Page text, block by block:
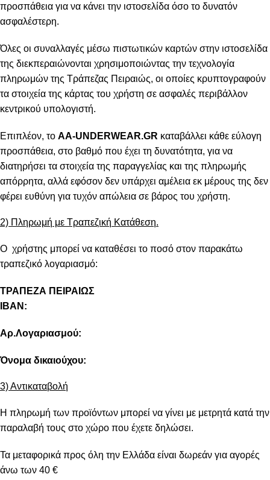
προσπάθεια για να κάνει την ιστοσελίδα όσο το δυνατόν
ασφαλέστερη.
Όλες οι συναλλαγές μέσω πιστωτικών καρτών στην ιστοσελίδα
της διεκπεραιώνονται χρησιμοποιώντας την τεχνολογία
πληρωμών της Τράπεζας Πειραιώς, οι οποίες κρυπτογραφούν
τα στοιχεία της κάρτας του χρήστη σε ασφαλές περιβάλλον
κεντρικού υπολογιστή.
Επιπλέον, το AA-UNDERWEAR.GR καταβάλλει κάθε εύλογη
προσπάθεια, στο βαθμό που έχει τη δυνατότητα, για να
διατηρήσει τα στοιχεία της παραγγελίας και της πληρωμής
απόρρητα, αλλά εφόσον δεν υπάρχει αμέλεια εκ μέρους της δεν
φέρει ευθύνη για τυχόν απώλεια σε βάρος του χρήστη.
2) Πληρωμή με Τραπεζική Κατάθεση.
Ο χρήστης μπορεί να καταθέσει το ποσό στον παρακάτω
τραπεζικό λογαριασμό:
ΤΡΑΠΕΖΑ ΠΕΙΡΑΙΩΣ
IBAN:
Αρ.Λογαριασμού:
Όνομα δικαιούχου:
3) Αντικαταβολή
Η πληρωμή των προϊόντων μπορεί να γίνει με μετρητά κατά την
παραλαβή τους στο χώρο που έχετε δηλώσει.
Τα μεταφορικά προς όλη την Ελλάδα είναι δωρεάν για αγορές
άνω των 40 €